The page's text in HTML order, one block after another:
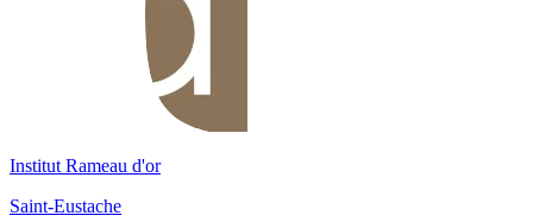
Institut Rameau d'or
Saint-Eustache